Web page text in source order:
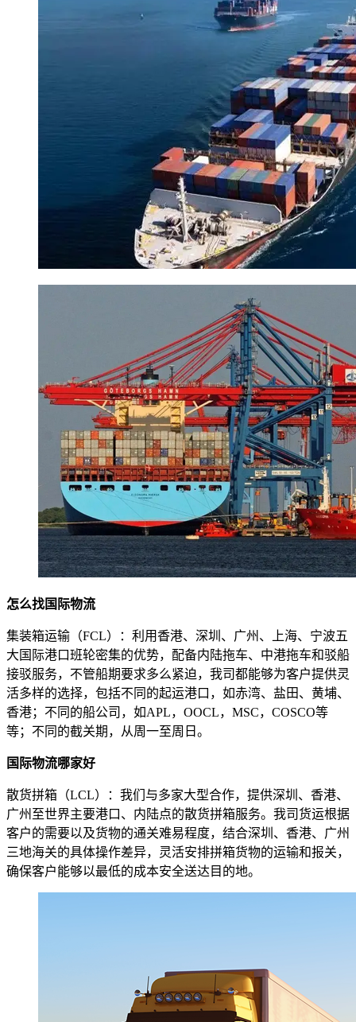
怎么找国际物流
集装箱运输（FCL）：利用香港、深圳、广州、上海、宁波五
大国际港口班轮密集的优势，配备内陆拖车、中港拖车和驳船
接驳服务，不管船期要求多么紧迫，我司都能够为客户提供灵
活多样的选择，包括不同的起运港口，如赤湾、盐田、黄埔、
香港；不同的船公司，如APL，OOCL，MSC，COSCO等
等；不同的截关期，从周一至周日。
国际物流哪家好
散货拼箱（LCL）：我们与多家大型合作，提供深圳、香港、
广州至世界主要港口、内陆点的散货拼箱服务。我司货运根据
客户的需要以及货物的通关难易程度，结合深圳、香港、广州
三地海关的具体操作差异，灵活安排拼箱货物的运输和报关，
确保客户能够以最低的成本安全送达目的地。